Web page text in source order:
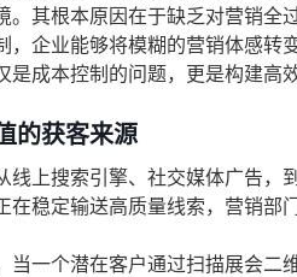
其根本原因在于缺乏对营销全
，企业能够将模糊的营销体感转
成本控制的问题，更是构建高
的获客来源
线上搜索引擎、社交媒体广告
稳定输送高质量线索，营销部
当一个潜在客户通过扫描展会